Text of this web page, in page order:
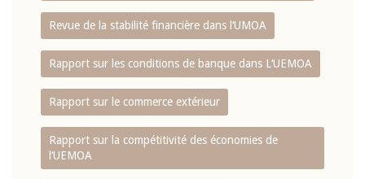
Revue de la stabilité financière dans l‘UMOA
Rapport sur les conditions de banque dans L‘UEMOA
Rapport sur le commerce extérieur
Rapport sur la compétitivité des économies de
l‘UEMOA